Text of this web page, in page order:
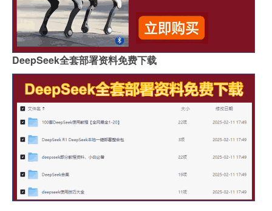
DeepSeek全套部署资料免费下载